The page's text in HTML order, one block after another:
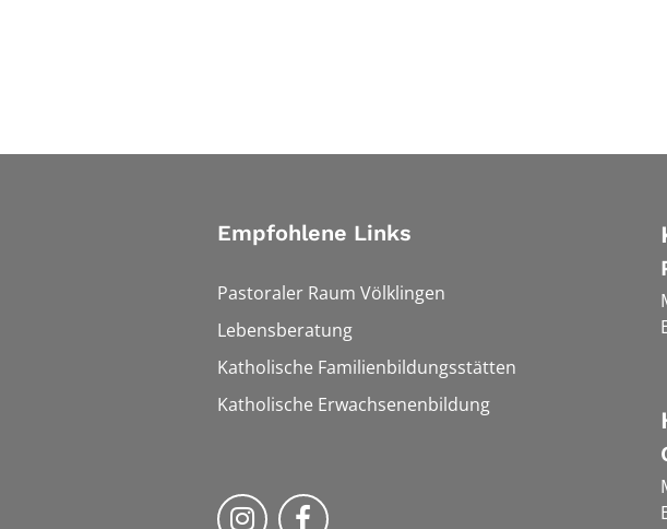
Empfohlene Links
Pastoraler Raum Völklingen
Lebensberatung
Katholische Familienbildungsstätten
Katholische Erwachsenenbildung
Folge uns auf Instragram
Folge uns auf Facebook